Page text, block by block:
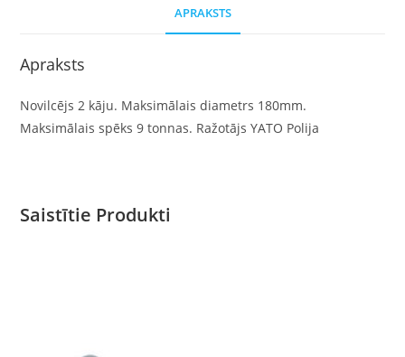
APRAKSTS
Apraksts
Novilcējs 2 kāju. Maksimālais diametrs 180mm.
Maksimālais spēks 9 tonnas. Ražotājs YATO Polija
Saistītie Produkti